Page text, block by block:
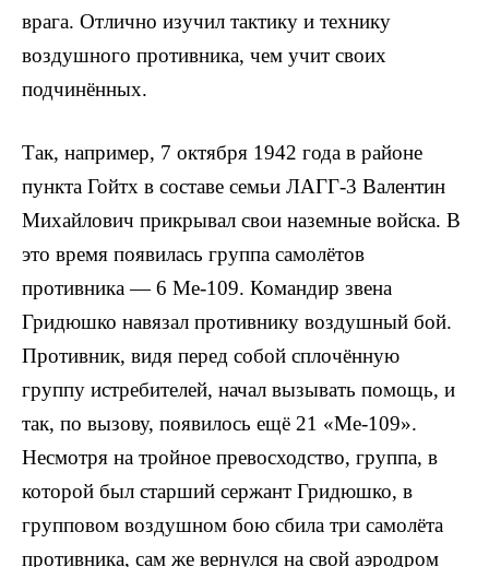
врага. Отлично изучил тактику и технику
воздушного противника, чем учит своих
подчинённых.
Так, например, 7 октября 1942 года в районе
пункта Гойтх в составе семьи ЛАГГ-3 Валентин
Михайлович прикрывал свои наземные войска. В
это время появилась группа самолётов
противника — 6 Ме-109. Командир звена
Гридюшко навязал противнику воздушный бой.
Противник, видя перед собой сплочённую
группу истребителей, начал вызывать помощь, и
так, по вызову, появилось ещё 21 «Ме-109».
Несмотря на тройное превосходство, группа, в
которой был старший сержант Гридюшко, в
групповом воздушном бою сбила три самолёта
противника, сам же вернулся на свой аэродром